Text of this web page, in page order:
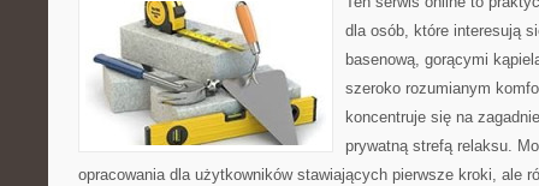
dla osób, które interesują
basenową, gorącymi
szeroko rozumianym
koncentruje się na
prywatną strefą relaksu.
opracowania dla użytkowników stawiających pierwsze kroki, ale